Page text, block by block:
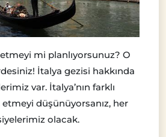
mi planlıyorsunuz? O
İtalya gezisi hakkında
var. İtalya’nın farklı
düşünüyorsanız, her
olacak.